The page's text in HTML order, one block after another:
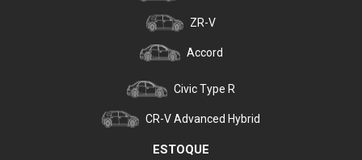
ZR-V
Accord
Civic Type R
CR-V Advanced Hybrid
ESTOQUE